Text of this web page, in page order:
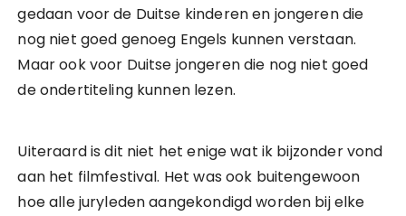
gedaan voor de Duitse kinderen en jongeren die
nog niet goed genoeg Engels kunnen verstaan.
Maar ook voor Duitse jongeren die nog niet goed
de ondertiteling kunnen lezen.
Uiteraard is dit niet het enige wat ik bijzonder vond
aan het filmfestival. Het was ook buitengewoon
hoe alle juryleden aangekondigd worden bij elke